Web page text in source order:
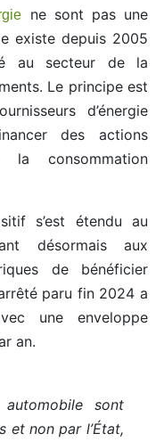
ne sont pas une
existe depuis 2005
au secteur de la
Le principe est
d’énergie
des actions
consommation
s’est étendu au
désormais aux
de bénéficier
paru fin 2024 a
une enveloppe
an.
sont
et non par l’État,